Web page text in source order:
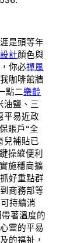
是頭等年
計顏色與
你必禪風
咖啡館牆
點二樂齡
油鹽、三
平易近政
賬戶“全
兒補貼已
操縱便利
施穩崗擴
好重點群
商務部等
持續消
著溫度的
靈的平易
的福祉，